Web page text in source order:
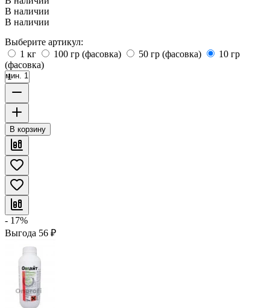
В наличии
В наличии
Выберите артикул:
1 кг
100 гр (фасовка) 50 гр (фасовка)
10 гр
(фасовка)
мин. 1
В корзину
- 17%
Выгода 56 ₽